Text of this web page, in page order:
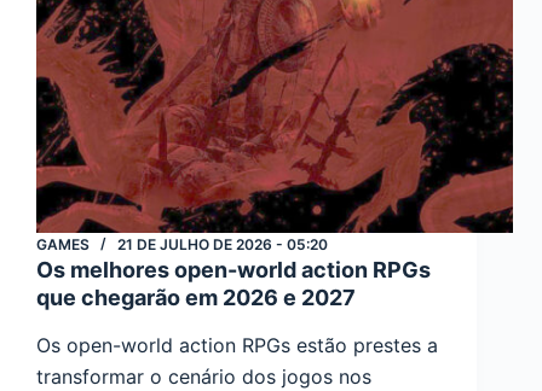
GAMES 21 DE JULHO DE 2026 - 05:20
Os melhores open-world action RPGs
que chegarão em 2026 e 2027
Os open-world action RPGs estão prestes a
transformar o cenário dos jogos nos